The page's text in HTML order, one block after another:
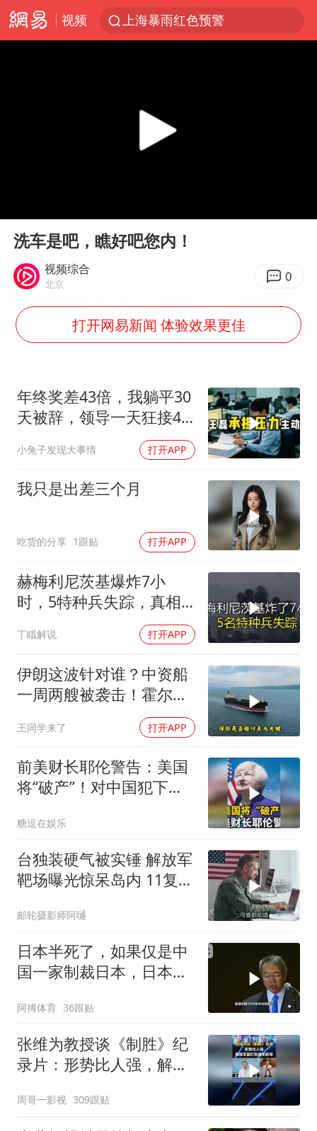
视频
上海暴雨红色预警
王传君 《披荆斩棘》
于东来直播和胖东来核心团队开会
2025年小学教师减少13.19万
王艺迪无缘横滨赛决赛
上海大部迎大暴雨
构建更高水平的全民健身公共服务体系
Play
洗车是吧，瞧好吧您内！
视频综合
北京 0
打开网易新闻 体验效果更佳
年终奖差43倍，我躺平30
天被辞，领导一天狂接47
小兔子发现大事情 打开APP
我只是出差三个月
吃货的分享 1跟贴 打开APP
赫梅利尼茨基爆炸7小
时，5特种兵失踪，真相
丁睋解说 打开APP
伊朗这波针对谁？中资船
一周两艘被袭击！霍尔木
兹海峡的“安全走廊”神话
彻底破灭！
王同学来了 打开APP
前美财长耶伦警告：美国
将“破产”！对中国犯下两
糖逗在娱乐
台独装硬气被实锤 解放军
靶场曝光惊呆岛内 11复刻
邮轮摄影师阿嗵
日本半死了，如果仅是中
国一家制裁日本，日本可
阿搏体育 36跟贴
张维为教授谈《制胜》纪
录片：形势比人强，解放
周哥一影视 309跟贴